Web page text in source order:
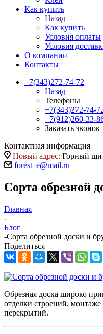
Как купить
Назад
Как купить
Условия оплаты
Условия
О компании
Контакты
+7(343)272-74-72
Назад
Телефоны
+7(343)272-74-
+7(912)260-33-
Заказать звонок
Контактная информация
Новый адрес: Горный
forest_e@mail.ru
Сорта обрезной
Главная
-
Блог
-Сорта обрезной доски и
Поделиться
Обрезная доска широко
отделки строений,
перекрытий.